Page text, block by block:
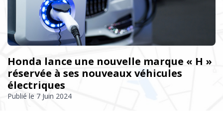
Honda lance une nouvelle marque « H »
réservée à ses nouveaux véhicules
électriques
Publié le 7 Juin 2024